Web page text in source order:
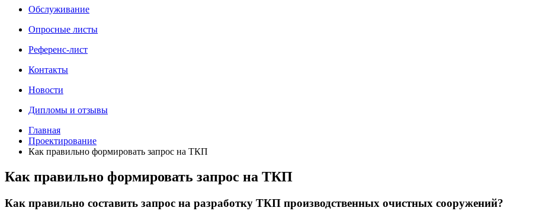
Обслуживание
Опросные листы
Референс-лист
Контакты
Новости
Дипломы и отзывы
Главная
Проектирование
Как правильно формировать запрос на ТКП
Как правильно формировать запрос на ТКП
Как правильно составить запрос на разработку ТКП производственных очистных сооружений?